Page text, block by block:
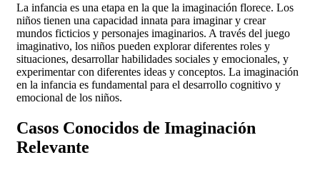
La infancia es una etapa en la que la imaginación florece. Los
niños tienen una capacidad innata para imaginar y crear
mundos ficticios y personajes imaginarios. A través del juego
imaginativo, los niños pueden explorar diferentes roles y
situaciones, desarrollar habilidades sociales y emocionales, y
experimentar con diferentes ideas y conceptos. La imaginación
en la infancia es fundamental para el desarrollo cognitivo y
emocional de los niños.
Casos Conocidos de Imaginación
Relevante